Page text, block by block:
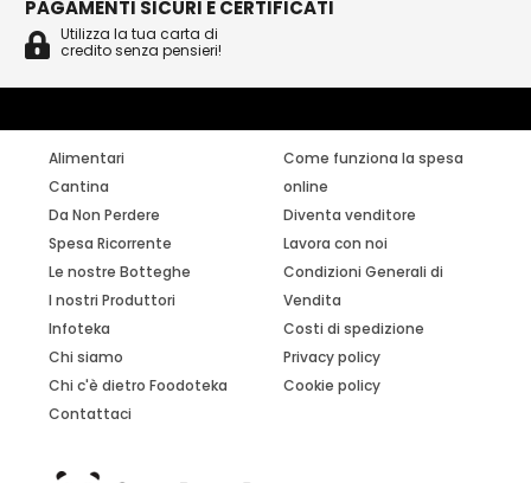
PAGAMENTI SICURI E CERTIFICATI
Utilizza la tua carta di
credito senza pensieri!
Alimentari
Cantina
Da Non Perdere
Spesa Ricorrente
Le nostre Botteghe
I nostri Produttori
Infoteka
Chi siamo
Chi c'è dietro Foodoteka
Contattaci
Come funziona la spesa
online
Diventa venditore
Lavora con noi
Condizioni Generali di
Vendita
Costi di spedizione
Privacy policy
Cookie policy